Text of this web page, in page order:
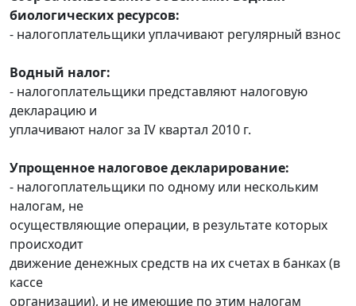
биологических ресурсов:
- налогоплательщики уплачивают регулярный взнос
Водный налог:
- налогоплательщики представляют налоговую
декларацию и
уплачивают налог за IV квартал 2010 г.
Упрощенное налоговое декларирование:
- налогоплательщики по одному или нескольким
налогам, не
осуществляющие операции, в результате которых
происходит
движение денежных средств на их счетах в банках (в
кассе
организации), и не имеющие по этим налогам